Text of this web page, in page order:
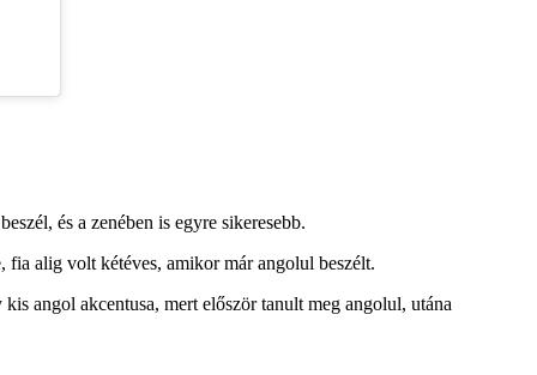
és a zenében is egyre sikeresebb.
fia alig volt kétéves, amikor már angolul beszélt.
angol akcentusa, mert először tanult meg angolul, utána